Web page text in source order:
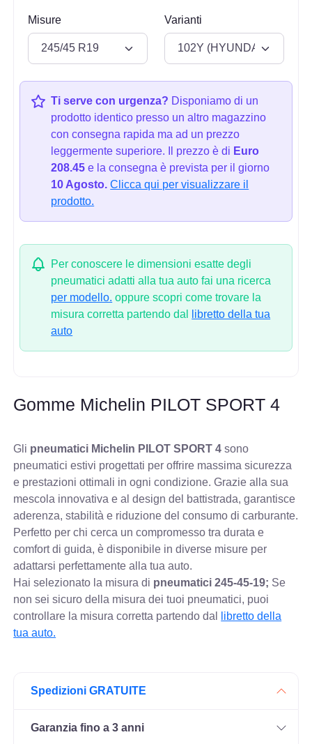
Misure Varianti
Ti serve con urgenza? Disponiamo di un
prodotto identico presso un altro magazzino
con consegna rapida ma ad un prezzo
leggermente superiore. Il prezzo è di Euro
208.45 e la consegna è prevista per il giorno
10 Agosto. Clicca qui per visualizzare il
prodotto.
Per conoscere le dimensioni esatte degli
pneumatici adatti alla tua auto fai una ricerca
per modello. oppure scopri come trovare la
misura corretta partendo dal
libretto della tua
auto
Gomme Michelin PILOT SPORT 4
Gli pneumatici Michelin PILOT SPORT 4 sono
pneumatici estivi progettati per offrire massima sicurezza
e prestazioni ottimali in ogni condizione. Grazie alla sua
mescola innovativa e al design del battistrada, garantisce
aderenza, stabilità e riduzione del consumo di carburante.
Perfetto per chi cerca un compromesso tra durata e
comfort di guida, è disponibile in diverse misure per
adattarsi perfettamente alla tua auto.
Hai selezionato la misura di pneumatici245-45-19; Se
non sei sicuro della misura dei tuoi pneumatici, puoi
controllare la misura corretta partendo dal
libretto della
tua auto.
Spedizioni GRATUITE
Garanzia fino a 3 anni